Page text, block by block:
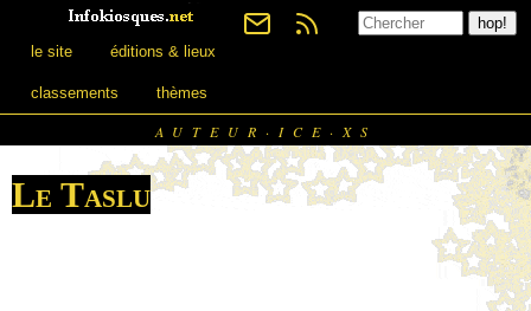
le site éditions & lieux
classements thèmes
AUTEUR·ICE·XS
Le Taslu